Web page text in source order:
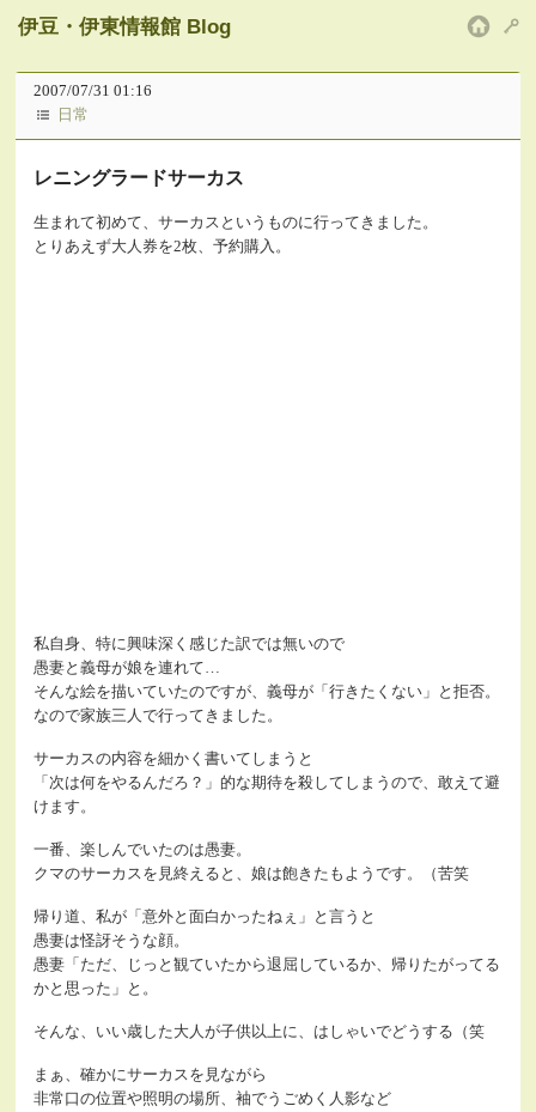
伊豆・伊東情報館 Blog
2007/07/31 01:16
日常
レニングラードサーカス
生まれて初めて、サーカスというものに行ってきました。
とりあえず大人券を2枚、予約購入。
私自身、特に興味深く感じた訳では無いので
愚妻と義母が娘を連れて…
そんな絵を描いていたのですが、義母が「行きたくない」と拒否。
なので家族三人で行ってきました。
サーカスの内容を細かく書いてしまうと
「次は何をやるんだろ？」的な期待を殺してしまうので、敢えて避
けます。
一番、楽しんでいたのは愚妻。
クマのサーカスを見終えると、娘は飽きたもようです。（苦笑
帰り道、私が「意外と面白かったねぇ」と言うと
愚妻は怪訝そうな顔。
愚妻「ただ、じっと観ていたから退屈しているか、帰りたがってる
かと思った」と。
そんな、いい歳した大人が子供以上に、はしゃいでどうする（笑
まぁ、確かにサーカスを見ながら
非常口の位置や照明の場所、袖でうごめく人影など